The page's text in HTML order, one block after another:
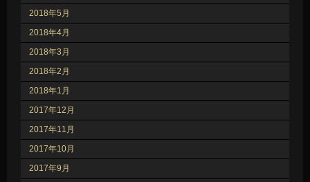
2018年5月
2018年4月
2018年3月
2018年2月
2018年1月
2017年12月
2017年11月
2017年10月
2017年9月